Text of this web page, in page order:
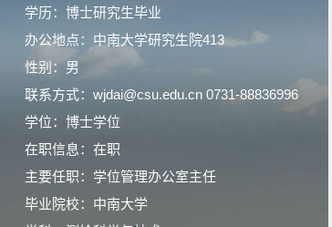
学历：博士研究生毕业
办公地点：中南大学研究生院413
性别：男
联系方式：wjdai@csu.edu.cn 0731-88836996
学位：博士学位
在职信息：在职
主要任职：学位管理办公室主任
毕业院校：中南大学